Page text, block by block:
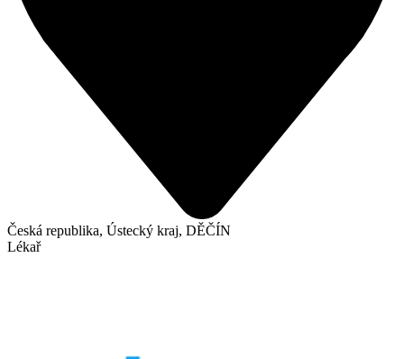
Česká republika, Ústecký kraj, DĚČÍN
Lékař